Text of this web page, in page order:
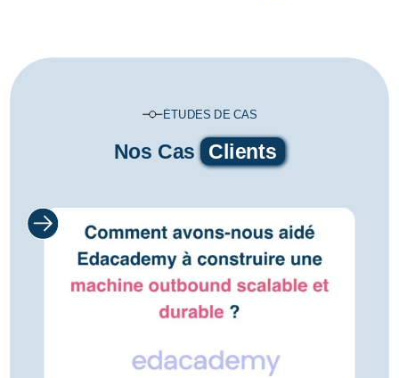
ÉTUDES DE CAS
Nos Cas Clients